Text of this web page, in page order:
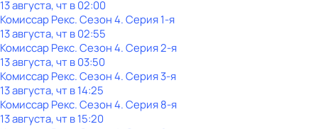
13 августа, чт в 02:00
Комиссар Рекс. Сезон 4. Серия 1-я
13 августа, чт в 02:55
Комиссар Рекс. Сезон 4. Серия 2-я
13 августа, чт в 03:50
Комиссар Рекс. Сезон 4. Серия 3-я
13 августа, чт в 14:25
Комиссар Рекс. Сезон 4. Серия 8-я
13 августа, чт в 15:20